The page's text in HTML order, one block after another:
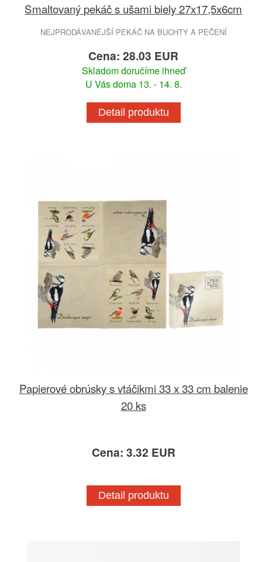
Smaltovaný pekáč s ušami biely 27x17,5x6cm
NEJPRODÁVANĚJŠÍ PEKÁČ NA BUCHTY A PEČENÍ
Cena: 28.03 EUR
Skladom doručíme ihneď
U Vás doma 13. - 14. 8.
Detail produktu
Papierové obrúsky s vtáčikmi 33 x 33 cm balenie
20 ks
Cena: 3.32 EUR
Detail produktu